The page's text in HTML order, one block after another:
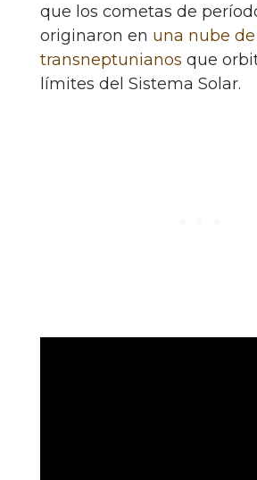
que los cometas de
originaron en una nube
transneptunianos que
límites del Sistema Solar.